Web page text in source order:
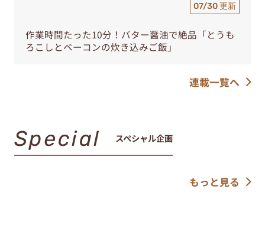
07/30 更新
作業時間たった10分！バター醤油で絶品「とうも
ろこしとベーコンの炊き込みご飯」
連載一覧へ
Special スペシャル企画
もっと見る